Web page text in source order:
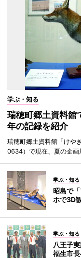
学ぶ・知る
瑞穂町郷土資料
年の記録を紹介
瑞穂町郷土資料館「けや
0634）で現在、夏の企画
学ぶ・知る
昭島で
ホで3D
学ぶ・知る
八王子
福生市